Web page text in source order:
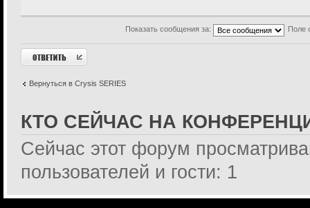
Показать сообщения за: Поле
Ответить
Вернуться в Crysis SERIES
КТО СЕЙЧАС НА
Сейчас этот форум
пользователей и гости: 1